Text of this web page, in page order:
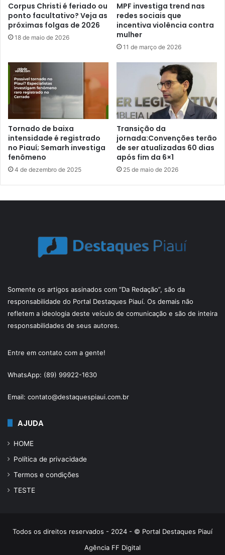
Corpus Christi é feriado ou
ponto facultativo? Veja as
próximas folgas de 2026
18 de maio de 2026
MPF investiga trend nas
redes sociais que
incentiva violência contra
mulher
11 de março de 2026
Tornado de baixa
intensidade é registrado
no Piauí; Semarh investiga
fenômeno
4 de dezembro de 2025
Transição da
jornada:Convenções terão
de ser atualizadas 60 dias
após fim da 6×1
25 de maio de 2026
Somente os artigos assinados com “Da Redação”, são da
responsabilidade do Portal Destaques Piauí. Os demais não
refletem a ideologia deste veículo de comunicação e são de inteira
responsabilidades de seus autores.
Entre em contato com a gente!
WhatsApp: (89) 99922-1630
Email: contato@destaquespiaui.com.br
AJUDA
HOME
Política de privacidade
Termos e condições
TESTE
Todos os direitos reservados - 2024 - © Portal Destaques Piauí
Agência FF Digital